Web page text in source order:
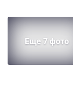
Еще 7 фото